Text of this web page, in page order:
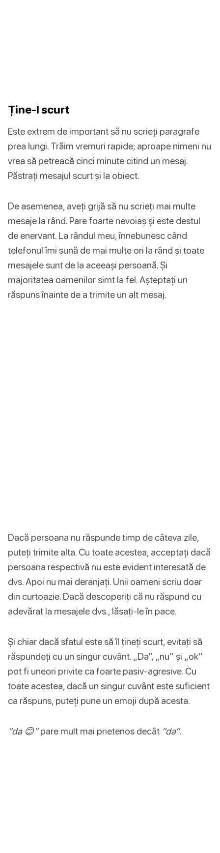
Ține-l scurt
Este extrem de important să nu scrieți paragrafe
prea lungi. Trăim vremuri rapide; aproape nimeni nu
vrea să petreacă cinci minute citind un mesaj.
Păstrați mesajul scurt și la obiect.
De asemenea, aveți grijă să nu scrieți mai multe
mesaje la rând. Pare foarte nevoiaș și este destul
de enervant. La rândul meu, înnebunesc când
telefonul îmi sună de mai multe ori la rând și toate
mesajele sunt de la aceeași persoană. Și
majoritatea oamenilor simt la fel. Așteptați un
răspuns înainte de a trimite un alt mesaj.
Dacă persoana nu răspunde timp de câteva zile,
puteți trimite alta. Cu toate acestea, acceptați dacă
persoana respectivă nu este evident interesată de
dvs. Apoi nu mai deranjați. Unii oameni scriu doar
din curtoazie. Dacă descoperiți că nu răspund cu
adevărat la mesajele dvs., lăsați-le în pace.
Și chiar dacă sfatul este să îl țineți scurt, evitați să
răspundeți cu un singur cuvânt. „Da”, „nu” și „ok”
pot fi uneori privite ca foarte pasiv-agresive. Cu
toate acestea, dacă un singur cuvânt este suficient
ca răspuns, puteți pune un emoji după acesta.
“da 😊”pare mult mai prietenos decât “da”.